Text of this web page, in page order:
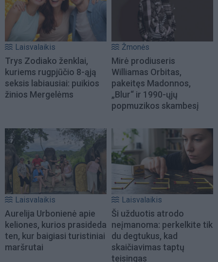
Laisvalaikis
Trys Zodiako ženklai,
kuriems rugpjūčio 8-ąją
seksis labiausiai: puikios
žinios Mergelėms
Žmonės
Mirė prodiuseris
Williamas Orbitas,
pakeitęs Madonnos,
„Blur“ ir 1990-ųjų
popmuzikos skambesį
Laisvalaikis
Aurelija Urbonienė apie
keliones, kurios prasideda
ten, kur baigiasi turistiniai
maršrutai
Laisvalaikis
Ši užduotis atrodo
neįmanoma: perkelkite tik
du degtukus, kad
skaičiavimas taptų
teisingas